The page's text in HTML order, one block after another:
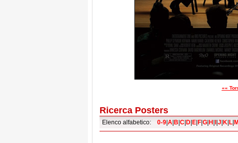
««
Ricerca Posters
Elenco alfabetico: 0-9 A B C D E F G H J K L M